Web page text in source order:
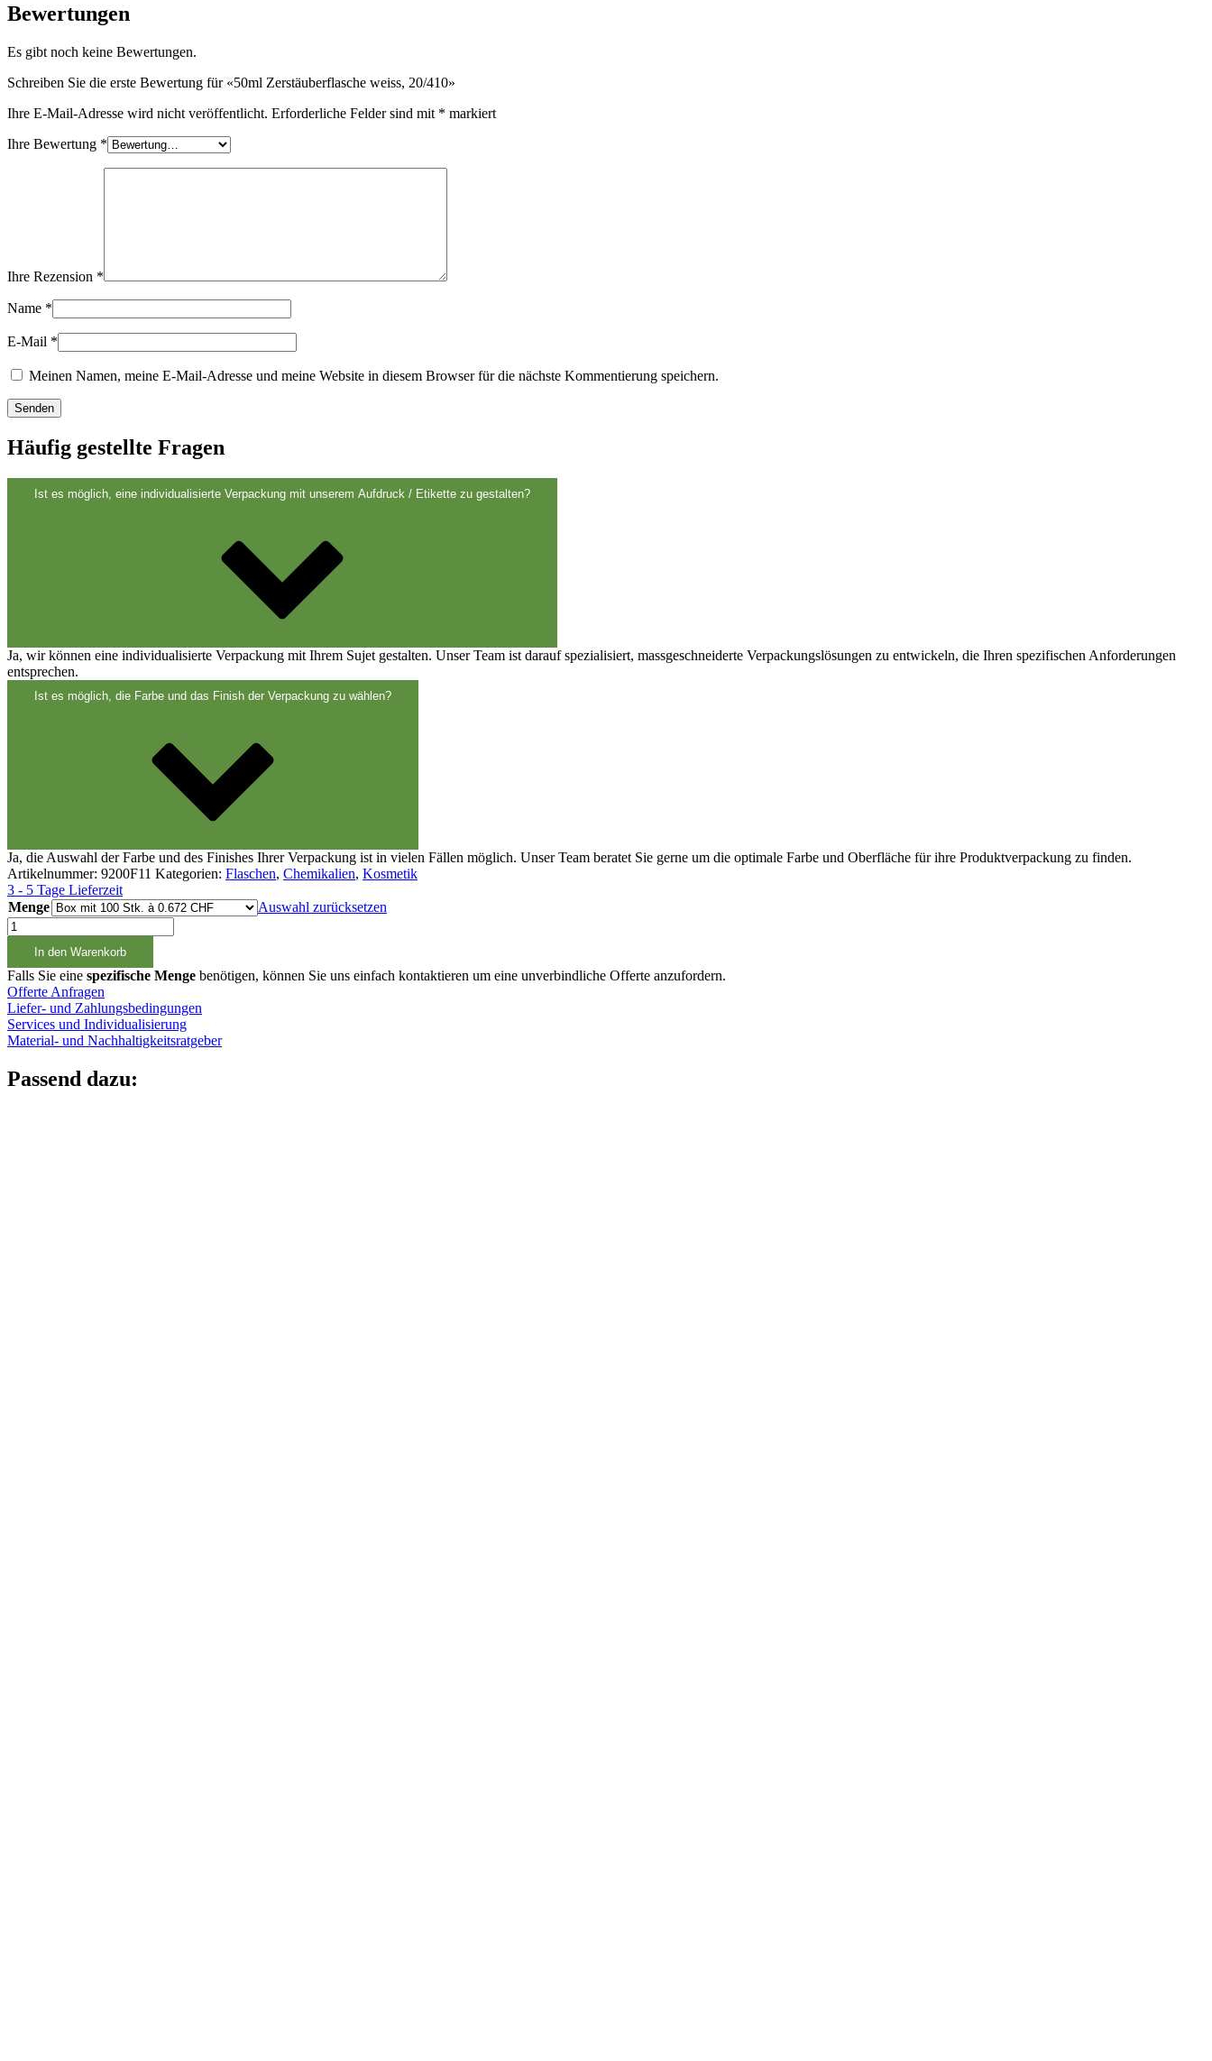
Nachhaltig(301)
Saucenflaschen(24)
Tanks(2)
Verschlüsse (173)
Bewertungen
Es gibt noch keine Bewertungen.
Schreiben Sie die erste Bewertung für «50ml Zerstäuberflasche weiss, 20/410»
Ihre E-Mail-Adresse wird nicht veröffentlicht. Erforderliche Felder sind mit * markiert
Ihre Bewertung *
Ihre Rezension *
Name *
E-Mail *
Meinen Namen, meine E-Mail-Adresse und meine Website in diesem Browser für die nächste Kommentierung speichern.
Häufig gestellte Fragen
Ist es möglich, eine individualisierte Verpackung mit unserem Aufdruck / Etikette zu gestalten?
Ja, wir können eine individualisierte Verpackung mit Ihrem Sujet gestalten. Unser Team ist darauf spezialisiert, massgeschneiderte Verpackungslösungen zu entwickeln, die Ihren spezifischen Anforderungen
entsprechen.
Ist es möglich, die Farbe und das Finish der Verpackung zu wählen?
Ja, die Auswahl der Farbe und des Finishes Ihrer Verpackung ist in vielen Fällen möglich. Unser Team beratet Sie gerne um die optimale Farbe und Oberfläche für ihre Produktverpackung zu finden.
Artikelnummer: 9200F11 Kategorien: Flaschen, Chemikalien, Kosmetik
3 - 5 Tage Lieferzeit
Menge
Auswahl zurücksetzen
50ml
Zerstäuberflasche
weiss,
20/410
Menge
In den Warenkorb
Falls Sie eine spezifische Menge benötigen, können Sie uns einfach kontaktieren um eine unverbindliche Offerte anzufordern.
Offerte Anfragen
Liefer- und Zahlungsbedingungen
Services und Individualisierung
Material- und Nachhaltigkeitsratgeber
Passend dazu: